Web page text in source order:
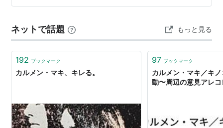
な構成。簡単な演出が付いていて、全員が暗譜で歌った
なった。 あまり宣伝していなかったが、今回の公演で来
日した主演４人は、いずれも今年の６月にミラノスカラ
座で、このオペラを演じたメンバー。６月にチョン・
ネットで話題 もっと見る
192 ブックマーク
カルメン・マキ、キレる。
97 ブックマーク
カルメン・マキ／キ
動〜周辺の意見アレ